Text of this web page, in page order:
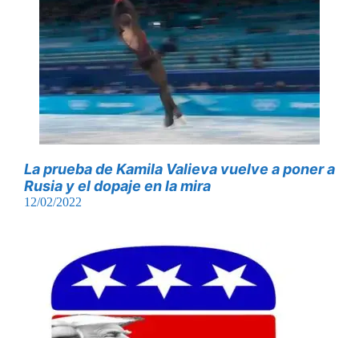
La prueba de Kamila Valieva vuelve a poner a
Rusia y el dopaje en la mira
12/02/2022